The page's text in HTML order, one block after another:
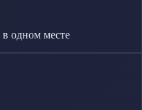
в одном месте